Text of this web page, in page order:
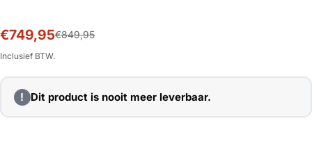
Sale
prijs
€749,95
Normale
prijs
€849,95
Inclusief BTW.
! Dit product is nooit meer leverbaar.